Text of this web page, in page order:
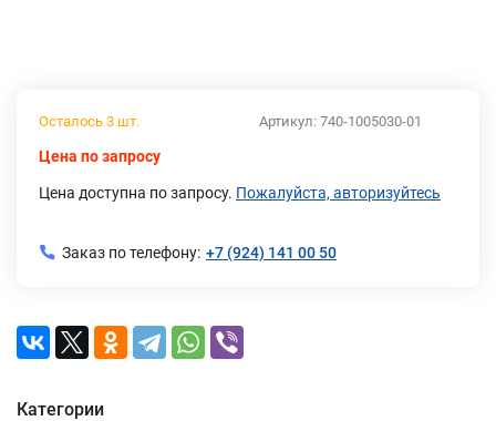
Артикул: 740-1005030-01
Осталось 3 шт.
Цена по запросу
Цена доступна по запросу. Пожалуйста, авторизуйтесь
Заказ по телефону: +7 (924) 141 00 50
Категории